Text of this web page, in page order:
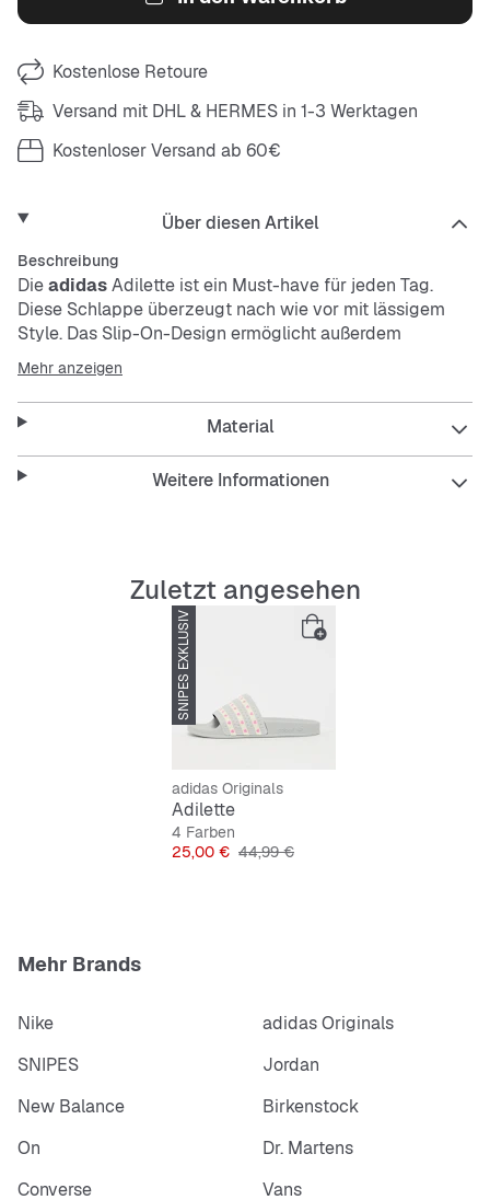
Kostenlose Retoure
Versand mit DHL & HERMES in 1-3 Werktagen
Kostenloser Versand ab 60€
Über diesen Artikel
Beschreibung
DieadidasAdilette ist ein Must-have für jeden Tag.
Diese Schlappe überzeugt nach wie vor mit lässigem
Style. Das Slip-On-Design ermöglicht außerdem
einfaches An- und Ausziehen. Die Herzchen auf den 3-
Streifen sorgen für einen süßen Touch.
Features:
Reguläre Passform
Mehr anzeigen
Material
Weitere Informationen
Zuletzt angesehen
SNIPES EXKLUSIV -44%
adidas Originals
Adilette
4 Farben
Preis
25,00 € Originalpreis
44,99 €
Mehr Brands
Nike
adidas Originals
SNIPES
Jordan
New Balance
Birkenstock
On
Dr. Martens
Converse
Vans